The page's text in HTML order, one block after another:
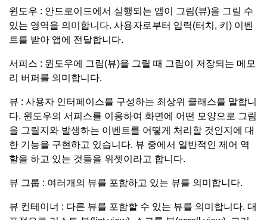
윈도우 : 안드로이드에서 실행되는 앱이 그림(뷰)을 그릴 수
있는 영역을 의미합니다. 사용자로부터 입력(터치, 키) 이벤
트를 받아 앱에 전달합니다.
서피스 : 윈도우에 그림(뷰)을 그릴 때 그림이 저장되는 메모
리 버퍼를 의미합니다.
뷰 : 사용자 인터페이스를 구성하는 최상위 클래스를 말합니
다. 윈도우의 서피스를 이용하여 화면에 어떤 모양으로 그림
을 그릴지와 발생하는 이벤트를 어떻게 처리할 것인지에 대
한 기능을 구현하고 있습니다. 뷰 중에서 일반적인 제어 역
할을 하고 있는 것들을 위젯이라고 합니다.
뷰 그룹 : 여러개의 뷰를 포함하고 있는 뷰를 의미합니다.
뷰 컨테이너 : 다른 뷰를 포함할 수 있는 뷰를 의미합니다. 대